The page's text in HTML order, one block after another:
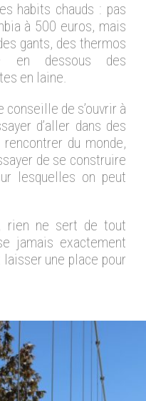
habits chauds : pas
à 500 euros, mais
gants, des thermos
en dessous des
en laine.
conseille de s’ouvrir à
d’aller dans des
du monde,
de se construire
lesquelles on peut
rien ne sert de tout
jamais exactement
une place pour